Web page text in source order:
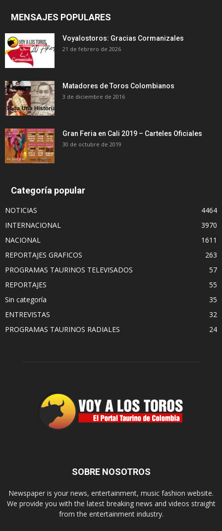
MENSAJES POPULARES
Voyalostoros: Gracias Cormanizales
21 de febrero de 2026
Matadores de Toros Colombianos
3 de diciembre de 2016
Gran Feria en Cali 2019 – Carteles Oficiales
30 de octubre de 2019
Categoría popular
NOTICIAS
4464
INTERNACIONAL
3970
NACIONAL
1611
REPORTAJES GRAFICOS
263
PROGRAMAS TAURINOS TELEVISADOS
57
REPORTAJES
55
Sin categoría
35
ENTREVISTAS
32
PROGRAMAS TAURINOS RADIALES
24
SOBRE NOSOTROS
Newspaper is your news, entertainment, music fashion website.
We provide you with the latest breaking news and videos straight
from the entertainment industry.